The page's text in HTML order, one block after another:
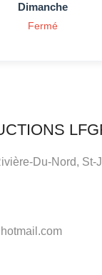
Dimanche
Fermé